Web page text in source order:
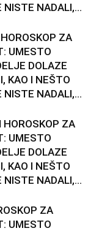
NISTE NADALI,...
ZA
UMESTO
DOLAZE
KAO I NEŠTO
NISTE NADALI,...
HOROSKOP ZA
UMESTO
DOLAZE
KAO I NEŠTO
NISTE NADALI,...
ZA
UMESTO